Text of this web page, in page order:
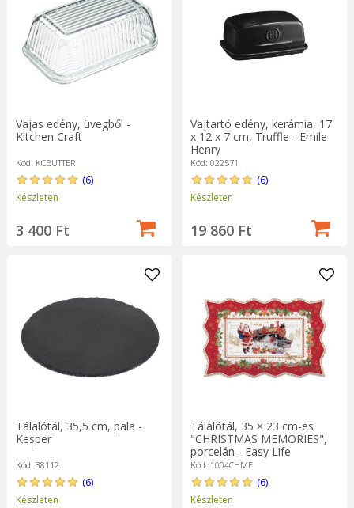
Vajas edény, üvegből -
Kitchen Craft
Kód: KCBUTTER
(6)
Készleten
3 400 Ft
Vajtartó edény, kerámia, 17
x 12 x 7 cm, Truffle - Emile
Henry
Kód: 022571
(6)
Készleten
19 860 Ft
Tálalótál, 35,5 cm, pala -
Kesper
Kód: 38112
(6)
Készleten
Tálalótál, 35 × 23 cm-es
"CHRISTMAS MEMORIES",
porcelán - Easy Life
Kód: 1004CHME
(6)
Készleten